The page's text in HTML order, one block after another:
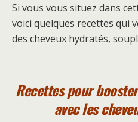
Si vous vous situez dans
voici quelques recettes qui
des cheveux hydratés,
Recettes pour
avec les